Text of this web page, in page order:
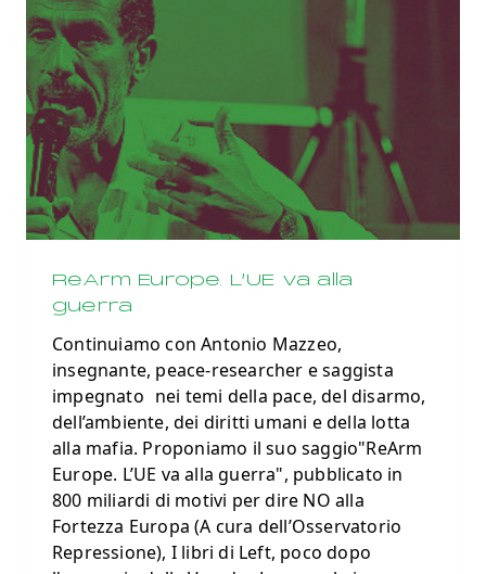
ReArm Europe. L’UE va alla
guerra
Continuiamo con Antonio Mazzeo,
insegnante, peace-researcher e saggista
impegnato nei temi della pace, del disarmo,
dell’ambiente, dei diritti umani e della lotta
alla mafia. Proponiamo il suo saggio"ReArm
Europe. L’UE va alla guerra", pubblicato in
800 miliardi di motivi per dire NO alla
Fortezza Europa (A cura dell’Osservatorio
Repressione), I libri di Left, poco dopo